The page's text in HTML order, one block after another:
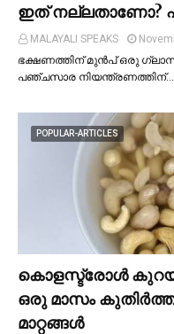
ഇത് നല്ലതാണോ?
MALAYALI SPEAKS
ഭക്ഷണത്തിന് മുന്‍പ് ഒരു ഗ്ലാസ്
പഞ്ചസാര നിയന്ത്രണത്തിന്…
POPULAR-ARTICLES
കൊളസ്ട്രോള്‍
ഒരു മാസം
മാറ്റങ്ങള്‍